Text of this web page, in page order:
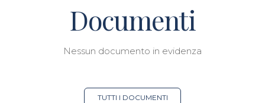
Documenti
Nessun documento in evidenza
TUTTI I DOCUMENTI